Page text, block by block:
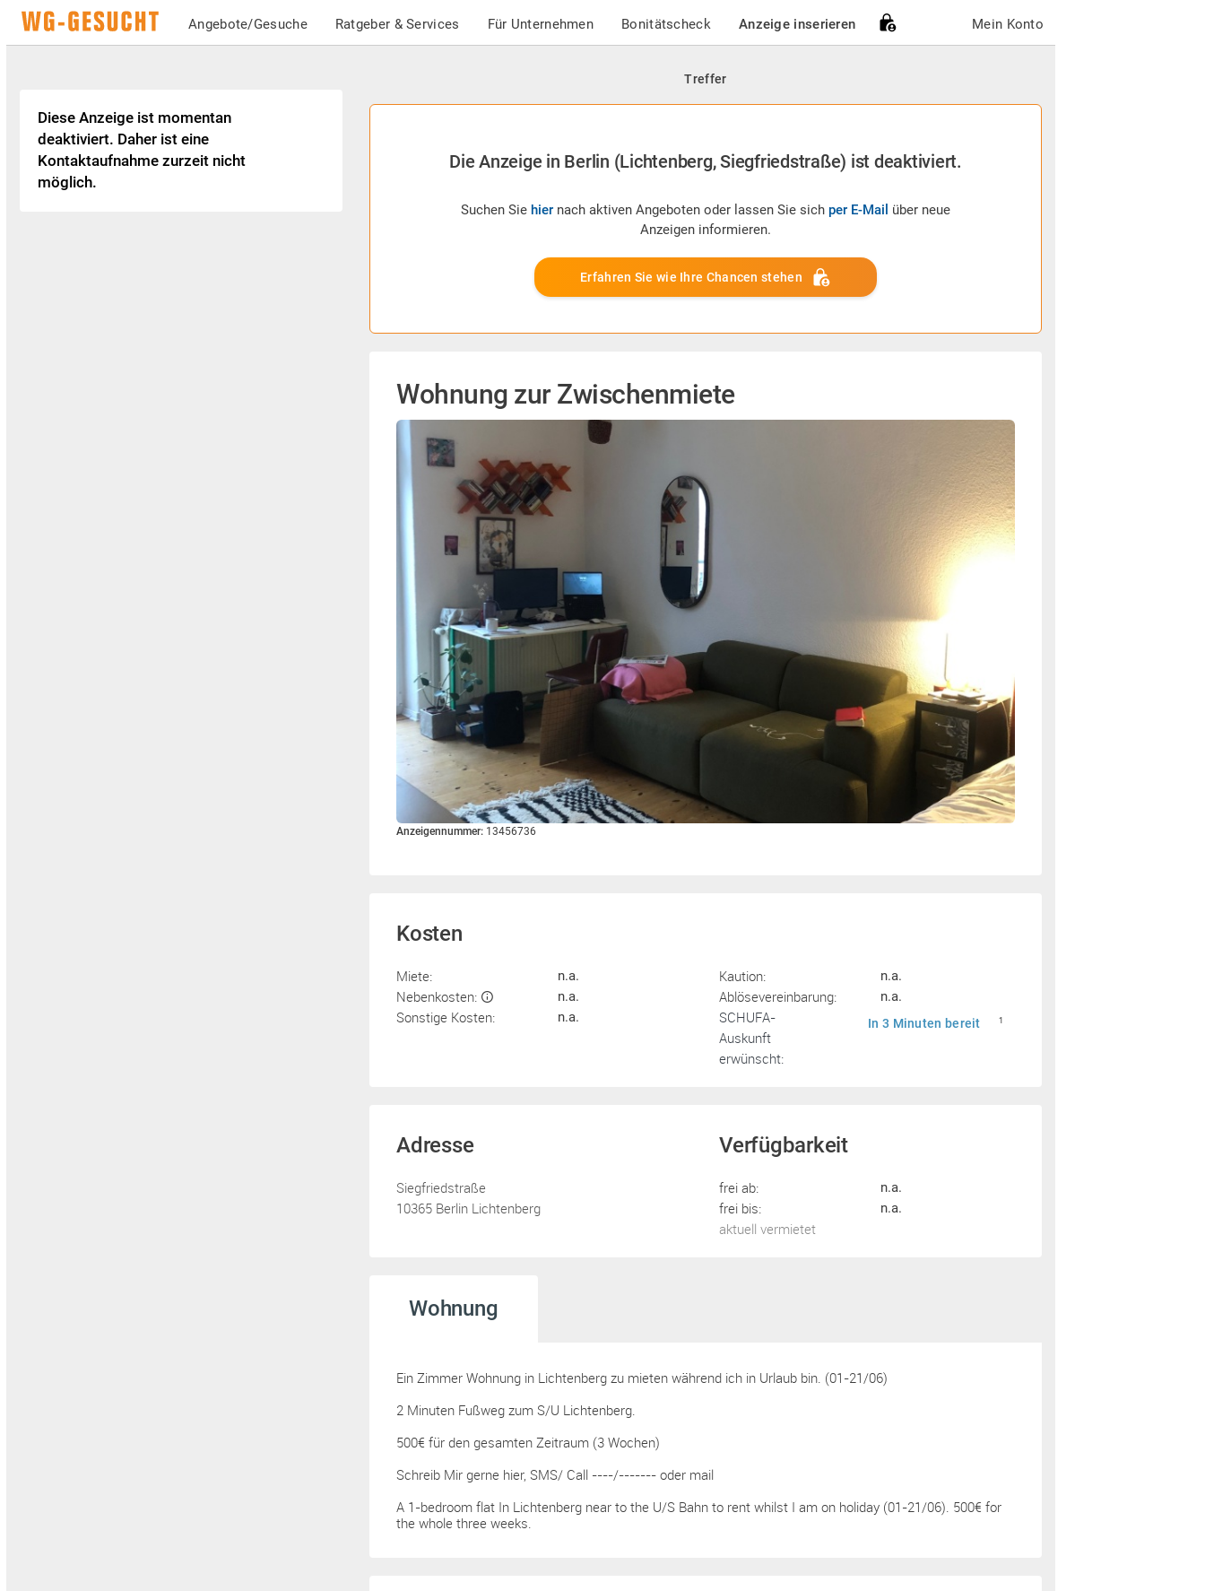
Angebote/Gesuche Ratgeber & Services Für Unternehmen Bonitätscheck Anzeige inserieren Mein Konto
Treffer
Die Anzeige in Berlin (Lichtenberg, Siegfriedstraße) ist deaktiviert.
Suchen Sie hier nach aktiven Angeboten oder lassen Sie sich per E-Mail über neue
Anzeigen informieren.
Erfahren Sie wie Ihre Chancen stehen
Wohnung zur Zwischenmiete
Anzeigennummer: 13456736
Kosten
Miete: n.a.
Nebenkosten: n.a.
Sonstige Kosten: n.a.
Kaution: n.a.
Ablösevereinbarung: n.a.
SCHUFA-
Auskunft
erwünscht:
In 3 Minuten bereit 1
Adresse
Siegfriedstraße
10365 Berlin Lichtenberg
Verfügbarkeit
frei ab: n.a.
frei bis: n.a.
aktuell vermietet
Wohnung
Ein Zimmer Wohnung in Lichtenberg zu mieten während ich in Urlaub bin. (01-21/06)
2 Minuten Fußweg zum S/U Lichtenberg.
500€ für den gesamten Zeitraum (3 Wochen)
Schreib Mir gerne hier, SMS/ Call ----/------- oder mail
A 1-bedroom flat In Lichtenberg near to the U/S Bahn to rent whilst I am on holiday (01-21/06). 500€ for
the whole three weeks.
Diese Anzeige ist momentan
deaktiviert. Daher ist eine
Kontaktaufnahme zurzeit nicht
möglich.